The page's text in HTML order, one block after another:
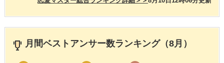
月間ベストアンサー数ランキング（8月）